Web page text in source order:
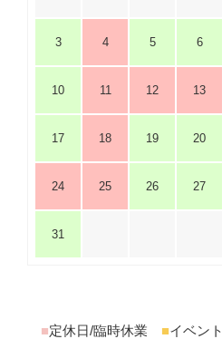
3 4 5 6
10 11 12 13
17 18 19 20
24 25 26 27
31
■定休日/臨時休業 ■イベント